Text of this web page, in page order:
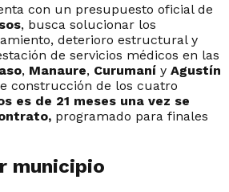
con un presupuesto oficial de
, busca solucionar los
deterioro estructural y
de servicios médicos en las
, Manaure, Curumaní y Agustín
construcción de los cuatro
es de 21 meses una vez se
programado para finales
municipio